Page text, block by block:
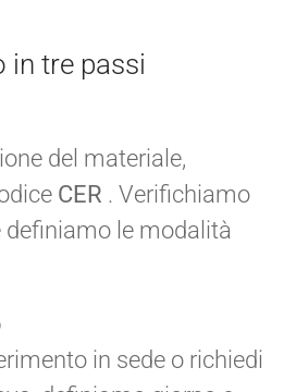
in tre passi
del materiale,
CER . Verifichiamo
definiamo le modalità
in sede o richiedi